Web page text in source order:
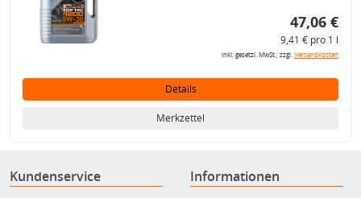
47,06 €
9,41 € pro 1 l
inkl. gesetzl. MwSt., zzgl.Versandkosten
Details
Merkzettel
Kundenservice Informationen